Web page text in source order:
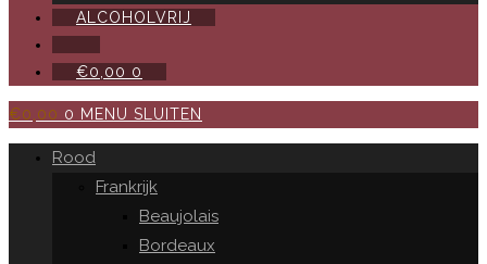
ALCOHOLVRIJ
€0,00 0
€0,00 0 MENU SLUITEN
Rood
Frankrijk
Beaujolais
Bordeaux